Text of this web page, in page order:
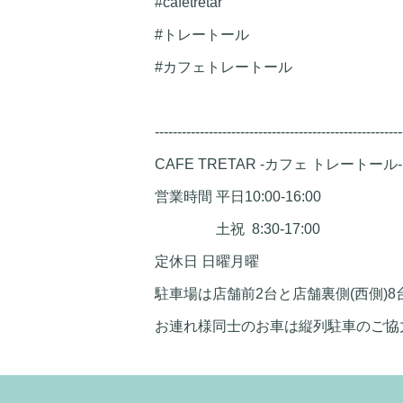
#トレートール
#カフェトレートール
CAFE TRETAR -カフェ トレートール-
営業時間 平日10:00-16:00
土祝 8:30-17:00
定休日 日曜月曜
駐車場は店舗前2台と店舗裏側(西側)8
お連れ様同士のお車は縦列駐車のご